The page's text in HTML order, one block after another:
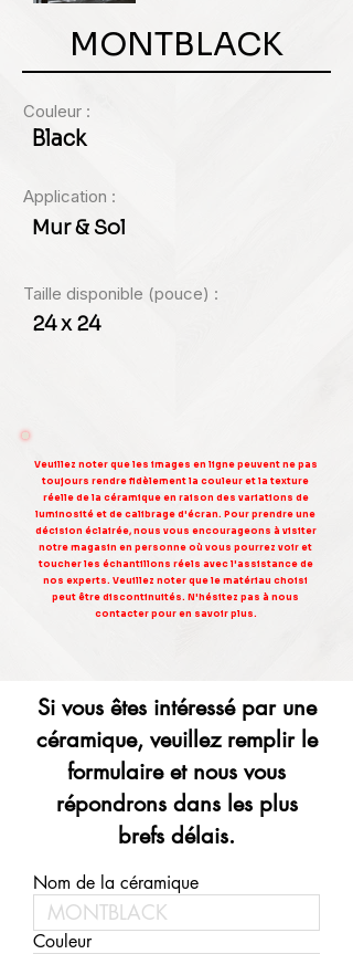
MONTBLACK
Couleur :
Black
Application :
Mur & Sol
Taille disponible (pouce) :
24 x 24
Veuillez noter que les images en ligne peuvent ne pas
toujours rendre fidèlement la couleur et la texture
réelle de la céramique en raison des variations de
luminosité et de calibrage d'écran. Pour prendre une
décision éclairée, nous vous encourageons à visiter
notre magasin en personne où vous pourrez voir et
toucher les échantillons réels avec l'assistance de
nos experts. Veuillez noter que le matériau choisi
peut être discontinuités. N'hésitez pas à nous
contacter pour en savoir plus.
Si vous êtes intéressé par une
céramique, veuillez remplir le
formulaire et nous vous
répondrons dans les plus
brefs délais.
Nom de la céramique
Couleur